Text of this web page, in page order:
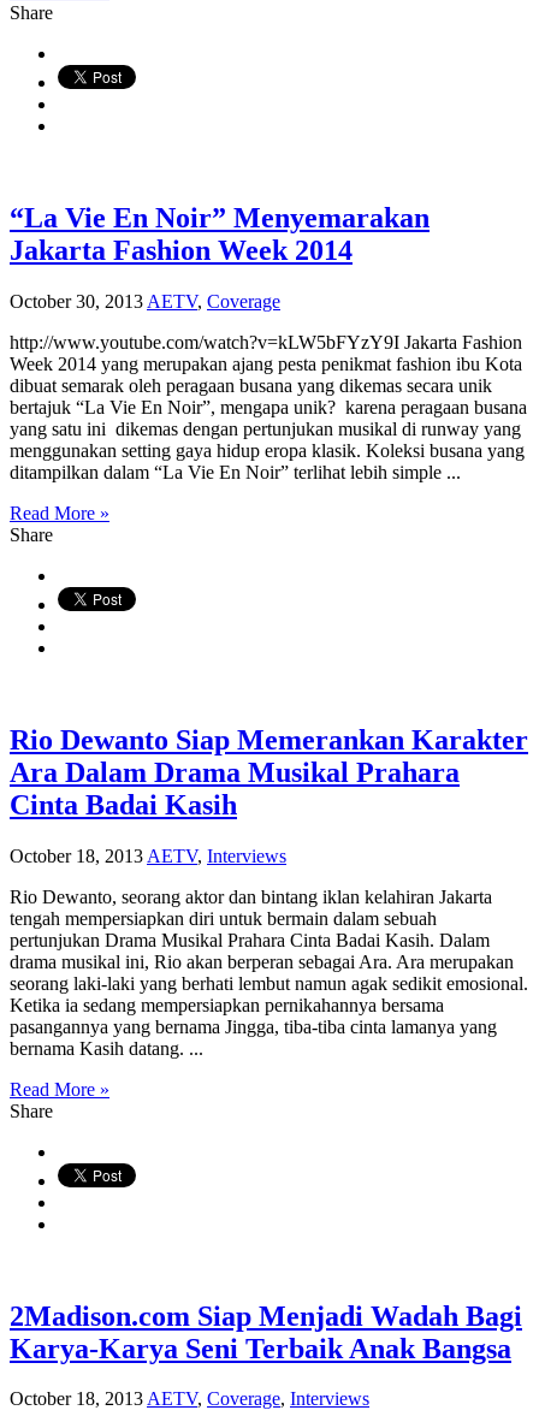
Share
“La Vie En Noir” Menyemarakan
Jakarta Fashion Week 2014
October 30, 2013 AETV, Coverage
http://www.youtube.com/watch?v=kLW5bFYzY9I Jakarta Fashion
Week 2014 yang merupakan ajang pesta penikmat fashion ibu Kota
dibuat semarak oleh peragaan busana yang dikemas secara unik
bertajuk “La Vie En Noir”, mengapa unik? karena peragaan busana
yang satu ini dikemas dengan pertunjukan musikal di runway yang
menggunakan setting gaya hidup eropa klasik. Koleksi busana yang
ditampilkan dalam “La Vie En Noir” terlihat lebih simple ...
Read More »
Share
Rio Dewanto Siap Memerankan Karakter
Ara Dalam Drama Musikal Prahara
Cinta Badai Kasih
October 18, 2013 AETV, Interviews
Rio Dewanto, seorang aktor dan bintang iklan kelahiran Jakarta
tengah mempersiapkan diri untuk bermain dalam sebuah
pertunjukan Drama Musikal Prahara Cinta Badai Kasih. Dalam
drama musikal ini, Rio akan berperan sebagai Ara. Ara merupakan
seorang laki-laki yang berhati lembut namun agak sedikit emosional.
Ketika ia sedang mempersiapkan pernikahannya bersama
pasangannya yang bernama Jingga, tiba-tiba cinta lamanya yang
bernama Kasih datang. ...
Read More »
Share
2Madison.com Siap Menjadi Wadah Bagi
Karya-Karya Seni Terbaik Anak Bangsa
October 18, 2013AETV, Coverage, Interviews